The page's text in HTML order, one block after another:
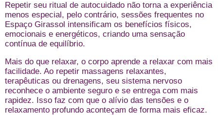
Repetir seu ritual de autocuidado não torna a experiência
menos especial, pelo contrário, sessões frequentes no
Espaço Girassol intensificam os benefícios físicos,
emocionais e energéticos, criando uma sensação
contínua de equilíbrio.
Mais do que relaxar, o corpo aprende a relaxar com mais
facilidade. Ao repetir massagens relaxantes,
terapêuticas ou drenagens, seu sistema nervoso
reconhece o ambiente seguro e se entrega com mais
rapidez. Isso faz com que o alívio das tensões e o
relaxamento profundo aconteçam de forma mais eficaz.